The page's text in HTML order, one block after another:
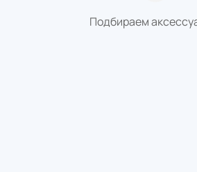
Подбираем